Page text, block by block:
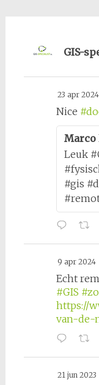
GIS-
23 apr 2024
Nice
Marco
Leuk
#gis
9 apr 2024
Echt
#GIS
https://
van-de-
21 jun 2023